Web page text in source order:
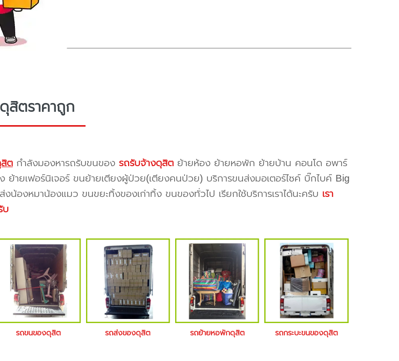
สิตราคาถูก
ตกำลังมองหารถรับขนของ รถรับจ้างดุสิตย้ายห้อง ย้ายหอพัก ย้ายบ้าน คอนโด อพาร์
ย้ายเฟอร์นิเจอร์ ขนย้ายเตียงผู้ป่วย(เตียงคนป่วย) บริการขนส่งมอเตอร์ไซค์ บิ๊กไบค์ Big
น้องหมาน้องแมว ขนขยะทิ้งของเก่าทิ้ง ขนของทั่วไป เรียกใช้บริการเราได้นะครับ เรา
บ
รถขนของดุสิต รถส่งของดุสิต รถย้ายหอพักดุสิต รถกระบะขนของดุสิต